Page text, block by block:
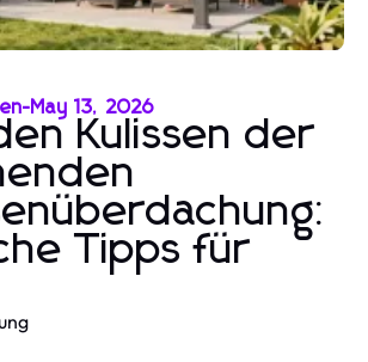
-May 13, 2026
Kulissen der
Tipps für